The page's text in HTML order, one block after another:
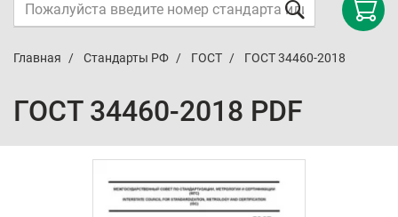
Главная Стандарты РФ ГОСТ ГОСТ 34460-2018
ГОСТ 34460-2018 PDF